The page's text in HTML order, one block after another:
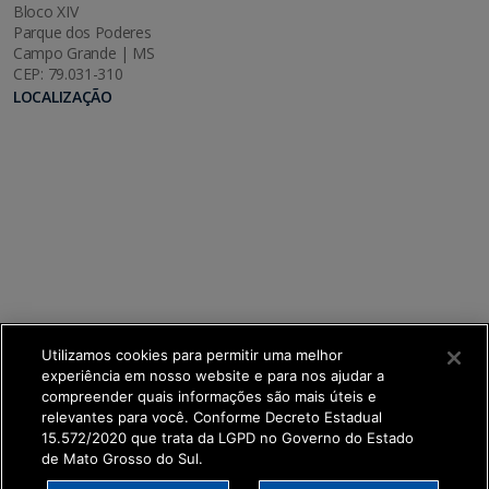
Bloco XIV
Parque dos Poderes
Campo Grande | MS
CEP: 79.031-310
LOCALIZAÇÃO
SETDIG | Secretaria-Executiva de Transformação
Utilizamos cookies para permitir uma melhor
experiência em nosso website e para nos ajudar a
compreender quais informações são mais úteis e
relevantes para você. Conforme Decreto Estadual
15.572/2020 que trata da LGPD no Governo do Estado
de Mato Grosso do Sul.